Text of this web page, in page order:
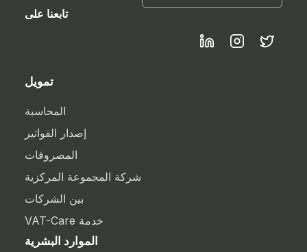
تابعنا على
تمويل
المحاسبة
إصدار الفواتير
المصروفات
شركة المجموعة المركزية
بين الشركات
خدمة VAT-Care
الموارد البشرية